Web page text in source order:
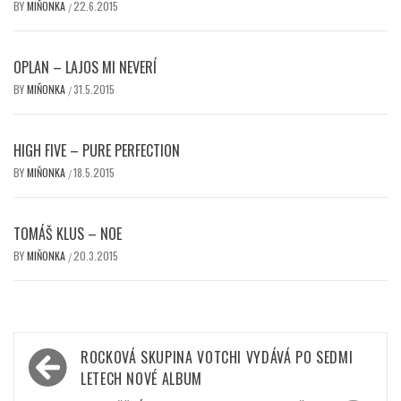
BYMIŇONKA /22.6.2015
OPLAN – LAJOS MI NEVERÍ
BYMIŇONKA /31.5.2015
HIGH FIVE – PURE PERFECTION
BYMIŇONKA /18.5.2015
TOMÁŠ KLUS – NOE
BYMIŇONKA /20.3.2015
Navigace
pro
ROCKOVÁ SKUPINA VOTCHI VYDÁVÁ PO SEDMI
LETECH NOVÉ ALBUM